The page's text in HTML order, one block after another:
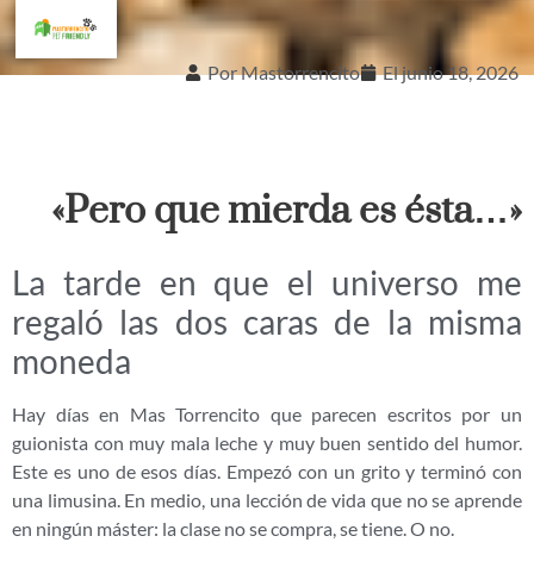
PorMastorrencito Eljunio 18, 2026
«Pero que mierda es ésta…»
La tarde en que el universo me
regaló las dos caras de la misma
moneda
Hay días en Mas Torrencito que parecen escritos por un
guionista con muy mala leche y muy buen sentido del humor.
Este es uno de esos días. Empezó con un grito y terminó con
una limusina. En medio, una lección de vida que no se aprende
en ningún máster: la clase no se compra, se tiene. O no.